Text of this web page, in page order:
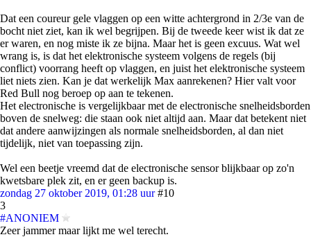
Dat een coureur gele vlaggen op een witte achtergrond in 2/3e van de
bocht niet ziet, kan ik wel begrijpen. Bij de tweede keer wist ik dat ze
er waren, en nog miste ik ze bijna. Maar het is geen excuus. Wat wel
wrang is, is dat het elektronische systeem volgens de regels (bij
conflict) voorrang heeft op vlaggen, en juist het elektronische systeem
liet niets zien. Kan je dat werkelijk Max aanrekenen? Hier valt voor
Red Bull nog beroep op aan te tekenen.
Het electronische is vergelijkbaar met de electronische snelheidsborden
boven de snelweg: die staan ook niet altijd aan. Maar dat betekent niet
dat andere aanwijzingen als normale snelheidsborden, al dan niet
tijdelijk, niet van toepassing zijn.
Wel een beetje vreemd dat de electronische sensor blijkbaar op zo'n
kwetsbare plek zit, en er geen backup is.
zondag 27 oktober 2019, 01:28 uur #10
3
#ANONIEM
Zeer jammer maar lijkt me wel terecht.